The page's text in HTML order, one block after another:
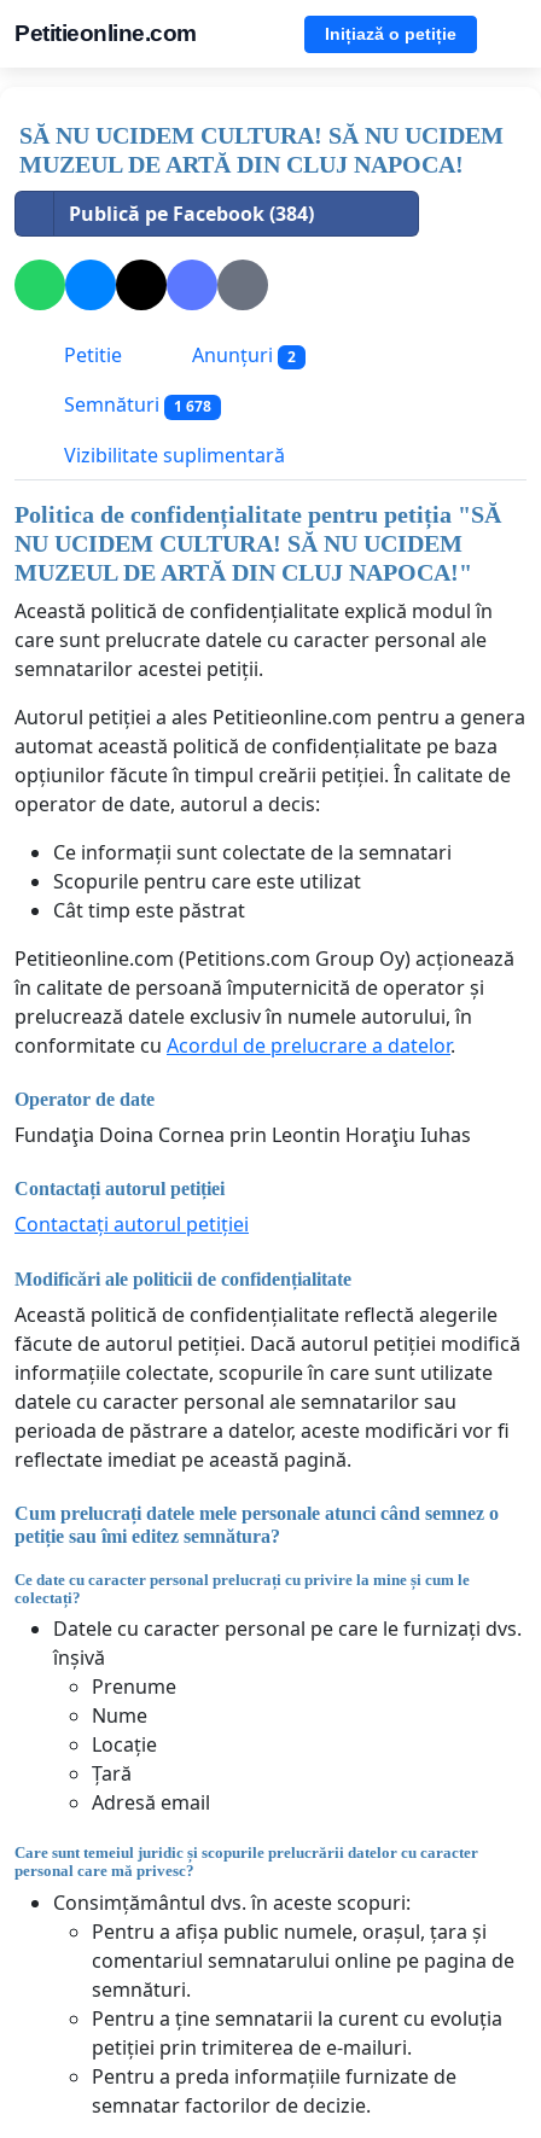
Petitieonline.com Inițiază o petiție
SĂ NU UCIDEM CULTURA! SĂ NU UCIDEM
MUZEUL DE ARTĂ DIN CLUJ NAPOCA!
Publică pe Facebook (384)
Petitie Anunțuri 2
Semnături 1 678
Vizibilitate suplimentară
Politica de confidențialitate pentru petiția "SĂ
NU UCIDEM CULTURA! SĂ NU UCIDEM
MUZEUL DE ARTĂ DIN CLUJ NAPOCA!"
Această politică de confidențialitate explică modul în
care sunt prelucrate datele cu caracter personal ale
semnatarilor acestei petiții.
Autorul petiției a ales Petitieonline.com pentru a genera
automat această politică de confidențialitate pe baza
opțiunilor făcute în timpul creării petiției. În calitate de
operator de date, autorul a decis:
Ce informații sunt colectate de la semnatari
Scopurile pentru care este utilizat
Cât timp este păstrat
Petitieonline.com (Petitions.com Group Oy) acționează
în calitate de persoană împuternicită de operator și
prelucrează datele exclusiv în numele autorului, în
conformitate cu Acordul de prelucrare a datelor.
Operator de date
Fundaţia Doina Cornea prin Leontin Horaţiu Iuhas
Contactați autorul petiției
Contactați autorul petiției
Modificări ale politicii de confidențialitate
Această politică de confidențialitate reflectă alegerile
făcute de autorul petiției. Dacă autorul petiției modifică
informațiile colectate, scopurile în care sunt utilizate
datele cu caracter personal ale semnatarilor sau
perioada de păstrare a datelor, aceste modificări vor fi
reflectate imediat pe această pagină.
Cum prelucrați datele mele personale atunci când semnez o
petiție sau îmi editez semnătura?
Ce date cu caracter personal prelucrați cu privire la mine și cum le
colectați?
Datele cu caracter personal pe care le furnizați dvs.
înșivă
Prenume
Nume
Locație
Țară
Adresă email
Care sunt temeiul juridic și scopurile prelucrării datelor cu caracter
personal care mă privesc?
Consimțământul dvs. în aceste scopuri:
Pentru a afișa public numele, orașul, țara și
comentariul semnatarului online pe pagina de
semnături.
Pentru a ține semnatarii la curent cu evoluția
petiției prin trimiterea de e-mailuri.
Pentru a preda informațiile furnizate de
semnatar factorilor de decizie.